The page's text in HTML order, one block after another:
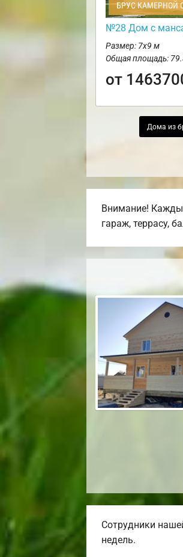
БРУС КАМЕРНОЙ
№28 Дом с
Размер: 7х9 м
Общая площадь:
от
Дома из
Внимание!
гараж, террасу,
Сотрудники
недель.